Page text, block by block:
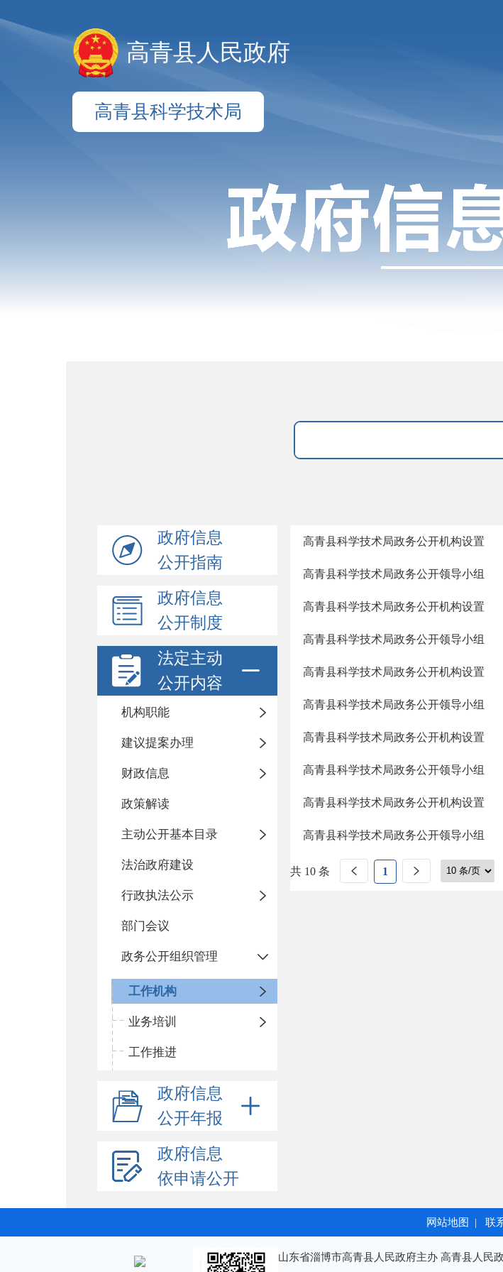
高青县人民政府
高青县科学技术局
政府信息
公开指南
政府信息
公开制度
法定主动
公开内容
机构职能
建议提案办理
财政信息
政策解读
主动公开基本目录
法治政府建设
行政执法公示
部门会议
政务公开组织管理
工作机构
业务培训
工作推进
政府信息
公开年报
政府信息
依申请公开
高青县科学技术局政务公开机构设置
高青县科学技术局政务公开领导小组
高青县科学技术局政务公开机构设置
高青县科学技术局政务公开领导小组
高青县科学技术局政务公开机构设置
高青县科学技术局政务公开领导小组
高青县科学技术局政务公开机构设置
高青县科学技术局政务公开领导小组
高青县科学技术局政务公开机构设置
高青县科学技术局政务公开领导小组
共 10 条 1
网站地图 | 联
山东省淄博市高青县人民政府主办 高青县人民